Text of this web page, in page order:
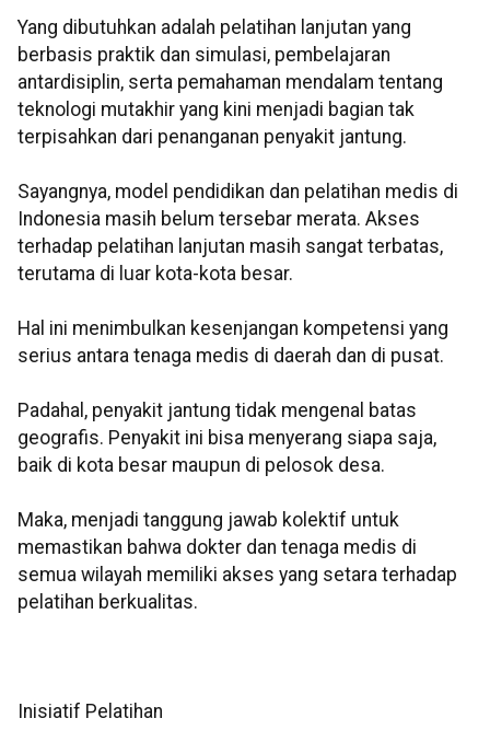
Yang dibutuhkan adalah pelatihan lanjutan yang
berbasis praktik dan simulasi, pembelajaran
antardisiplin, serta pemahaman mendalam tentang
teknologi mutakhir yang kini menjadi bagian tak
terpisahkan dari penanganan penyakit jantung.
Sayangnya, model pendidikan dan pelatihan medis di
Indonesia masih belum tersebar merata. Akses
terhadap pelatihan lanjutan masih sangat terbatas,
terutama di luar kota-kota besar.
Hal ini menimbulkan kesenjangan kompetensi yang
serius antara tenaga medis di daerah dan di pusat.
Padahal, penyakit jantung tidak mengenal batas
geografis. Penyakit ini bisa menyerang siapa saja,
baik di kota besar maupun di pelosok desa.
Maka, menjadi tanggung jawab kolektif untuk
memastikan bahwa dokter dan tenaga medis di
semua wilayah memiliki akses yang setara terhadap
pelatihan berkualitas.
Inisiatif Pelatihan